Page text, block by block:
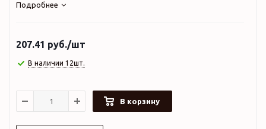
Подробнее
207.41 руб./шт
В наличии 12шт.
В корзину